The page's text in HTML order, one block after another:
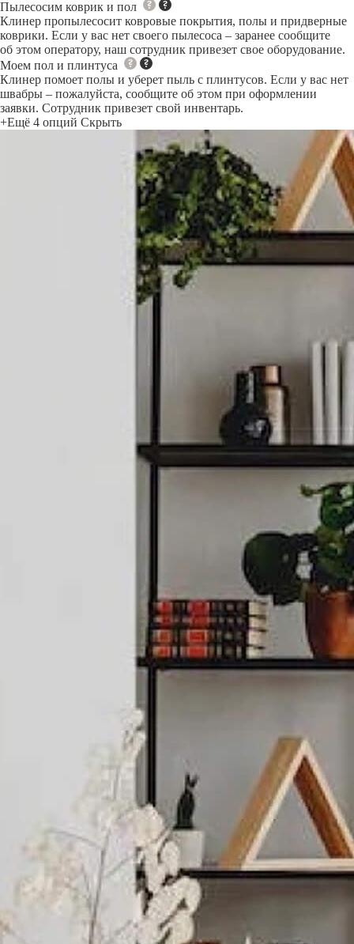
Пылесосим коврик и пол
Клинер пропылесосит ковровые покрытия, полы и придверные
коврики. Если у вас нет своего пылесоса – заранее сообщите
об этом оператору, наш сотрудник привезет свое оборудование.
Моем пол и плинтуса
Клинер помоет полы и уберет пыль с плинтусов. Если у вас нет
швабры – пожалуйста, сообщите об этом при оформлении
заявки. Сотрудник привезет свой инвентарь.
+Ещё 4 опций Скрыть